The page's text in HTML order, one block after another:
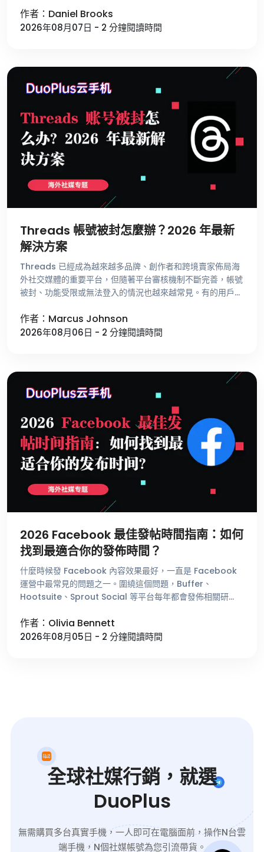
賴刷 For …
作者：Daniel Brooks
2026年08月07日 - 2 分鐘閱讀時間
Threads 帳號被封怎麼辦？2026 年最新
解決方案
Threads 已經成為越來越多品牌、創作者和跨境賣家佈局海
外社交媒體的重要平台，但隨著平台審核機制不斷完善，帳號
被封、功能受限或無法登入的情況也越來越常見。有的用戶剛
法發文，還有一些用 …
作者：Marcus Johnson
2026年08月06日 - 2 分鐘閱讀時間
2026 Facebook 最佳發帖時間指南：如何
找到最適合你的發佈時間？
什麼時候發 Facebook 內容效果最好，一直是 Facebook
運營中最常見的問題之一。圍繞這個問題，Buffer、
Hootsuite、Sprout Social 等平台每年都會發佈相關研
作者：Olivia Bennett
2026年08月05日 - 2 分鐘閱讀時間
全球社媒行銷，就選
DuoPlus
無需購買多台真實手機，一人即可在電腦面前，操作N台雲
端手機，N個社媒帳號為您引流帶貨。